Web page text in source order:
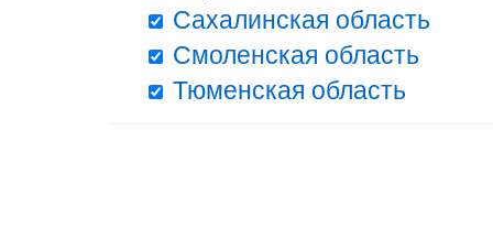
Сахалинская область
Смоленская область
Тюменская область